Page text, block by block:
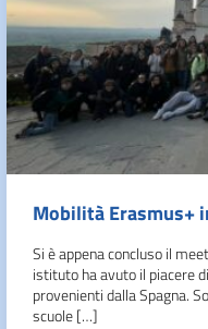
Mobilità Erasmus+
Si è appena concluso il
istituto ha avuto il piacere
provenienti dalla Spagna.
scuole […]